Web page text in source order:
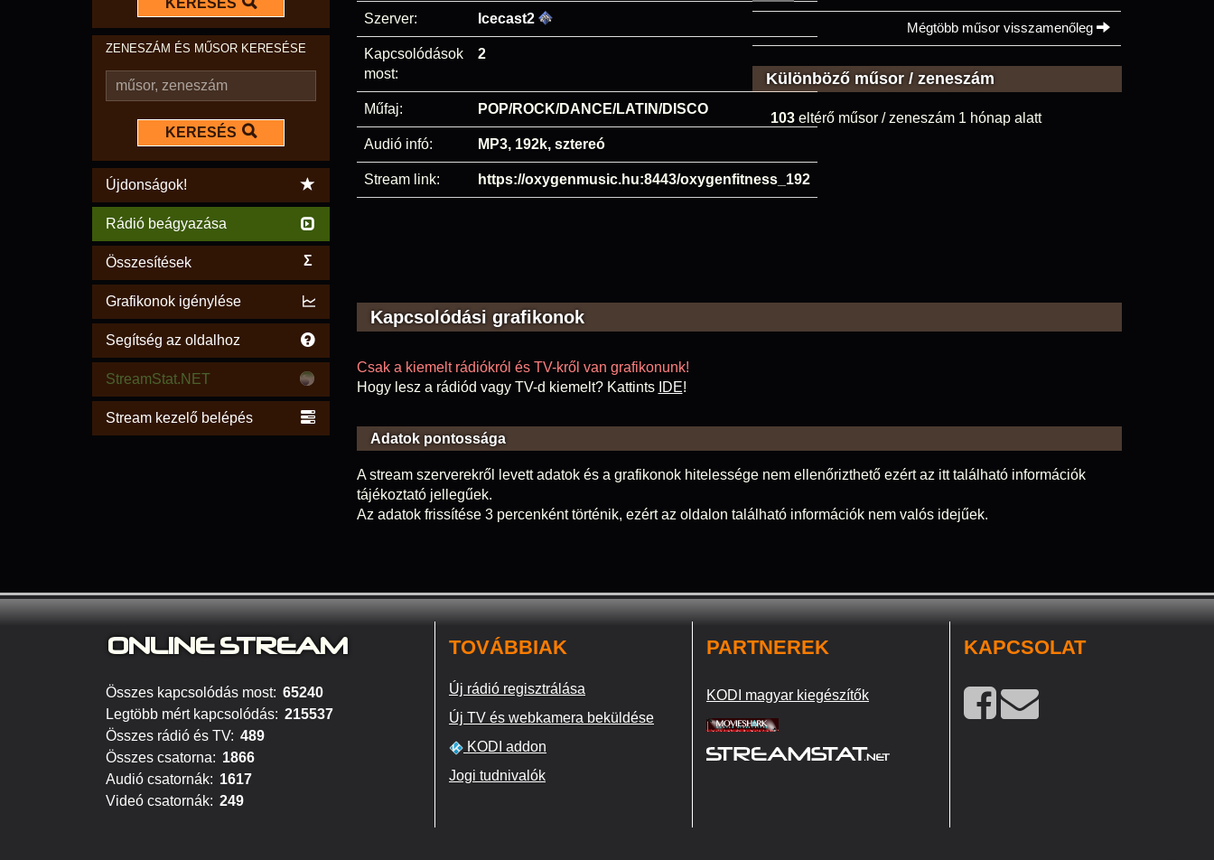
KERESÉS
ZENESZÁM ÉS MŰSOR KERESÉSE
KERESÉS
Újdonságok!
Rádió beágyazása
Összesítések Σ
Grafikonok igénylése
Segítség az oldalhoz
StreamStat.NET
Stream kezelő belépés
Szerver: Icecast2
Kapcsolódások
most:
2
Műfaj: POP/ROCK/DANCE/LATIN/DISCO
Audió infó: MP3, 192k, sztereó
Stream link: https://oxygenmusic.hu:8443/oxygenfitness_192
Mégtöbb műsor visszamenőleg
Különböző műsor / zeneszám
103 eltérő műsor / zeneszám 1 hónap alatt
Kapcsolódási grafikonok
Csak a kiemelt rádiókról és TV-kről van grafikonunk!
Hogy lesz a rádiód vagy TV-d kiemelt? Kattints IDE!
Adatok pontossága
A stream szerverekről levett adatok és a grafikonok hitelessége nem ellenőrizthető ezért az itt található információk
tájékoztató jellegűek.
Az adatok frissítése 3 percenként történik, ezért az oldalon található információk nem valós idejűek.
ONLINE STREAM
Összes kapcsolódás most: 65240
Legtöbb mért kapcsolódás: 215537
Összes rádió és TV: 489
Összes csatorna: 1866
Audió csatornák: 1617
Videó csatornák: 249
TOVÁBBIAK
Új rádió regisztrálása
Új TV és webkamera beküldése
KODI addon
Jogi tudnivalók
PARTNEREK
KODI magyar kiegészítők
KAPCSOLAT